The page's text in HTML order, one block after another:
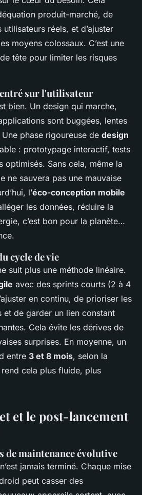
produit-marché, de
réels, et d’ajuster
moyens colossaux. C’est une
tête pour limiter les risques
sur l'utilisateur
bien. Un design qui marche,
sont buggées, lentes
phase rigoureuse de design
: prototypage interactif, tests
optimisés. Sans cela, même la
ne sauvera pas une mauvaise
l’éco-conception mobile
les données, réduire la
c’est bon pour la planète…
cycle de vie
suit plus une méthode linéaire.
avec des sprints courts (2 à 4
en continu, de prioriser les
et de garder un lien constant
Cela évite les dérives de
surprises. En moyenne, un
entre 3 et 8 mois, selon la
cela plus fluide, plus
et le post-lancement
de maintenance évolutive
jamais terminé. Chaque mise
peut casser des